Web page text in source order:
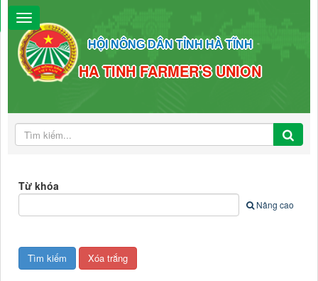
HỘI NÔNG DÂN TỈNH HÀ TĨNH
HA TINH FARMER'S UNION
Từ khóa
Nâng cao